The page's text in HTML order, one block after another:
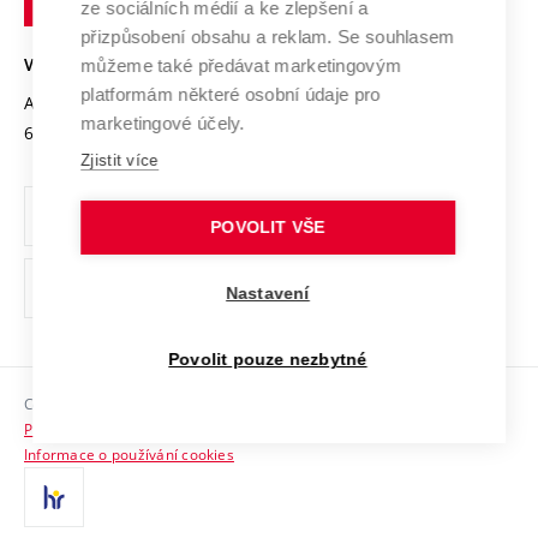
Open Science
Projekty
Projekty ze strukturálních fondů
Specifický výzkum
Mezinárodní dohody
Univerzitní sítě
Bezpečná univerzita
Vyznamenání
Organizační struktura
Ochrana osobních údajů
odkaz)
Sociální bezpečí
HR Award
Kontakty
VYSOKÉ UČENÍ TECHNICKÉ V BRNĚ
Antonínská 548/1
602 00 Brno
www.vut.cz
vut@vutbr.cz
Copyright © 2026 VUT
Prohlášení o přístupnosti
Informace o používání cookies
ze sociálních médií a ke zlepšení a
přizpůsobení obsahu a reklam. Se souhlasem
můžeme také předávat marketingovým
platformám některé osobní údaje pro
marketingové účely.
Zjistit více
POVOLIT VŠE
Nastavení
Povolit pouze nezbytné